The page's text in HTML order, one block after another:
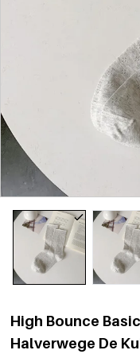
High Bounce
Halverwege De